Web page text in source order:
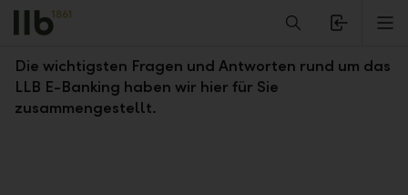
Alerts.Headline
Fragen und Antworten zum LLB E-Banking
Die wichtigsten Fragen und Antworten rund um das
LLB E-Banking haben wir hier für Sie
zusammengestellt.